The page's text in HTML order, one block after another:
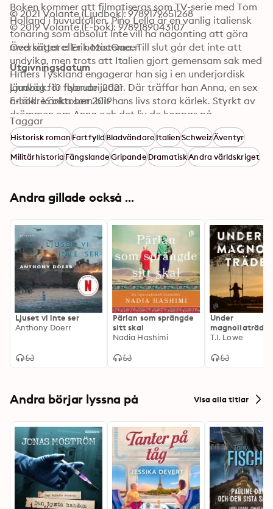
Boken kommer att filmatiseras som TV-serie med Tom
Holland i huvudrollen. Pino Lella är en vanlig italiensk
tonåring som absolut inte vill ha någonting att göra
med kriget eller nazisterna. Till slut går det inte att
undvika, men trots att Italien gjort gemensam sak med
Hitlers Tyskland engagerar han sig i en underjordisk
järnväg för flyende judar. Där träffar han Anna, en sex
år äldre änka som blir hans livs stora kärlek. Styrkt av
drömmen om Anna och det liv de hoppas på
tillsammans tar sig Pino Lella an ett fullkomligt
livsfarligt uppdrag...
© 2021 Volante (Ljudbok): 9789179651268
© 2019 Volante (E-bok): 9789189043107
Översättare: Erik MacQueen
Utgivningsdatum
Ljudbok: 10 februari 2021
E-bok: 16 oktober 2019
Taggar
Historisk romanFartfylldBladvändareItalienSchweizÄventyr
MilitärhistoriaFängslandeGripandeDramatiskAndra världskriget
Andra gillade också ...
Ljuset vi inte ser
Anthony Doerr
Pärlan som sprängde
sitt skal
Nadia Hashimi
Under
T.I. Lowe
Andra börjar lyssna på Visa alla titlar